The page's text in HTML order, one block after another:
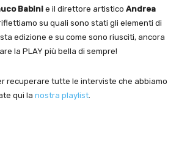
Babini e il direttore artistico Andrea
su quali sono stati gli elementi di
edizione e su come sono riusciti, ancora
la PLAY più bella di sempre!
recuperare tutte le interviste che abbiamo
qui la nostra playlist.